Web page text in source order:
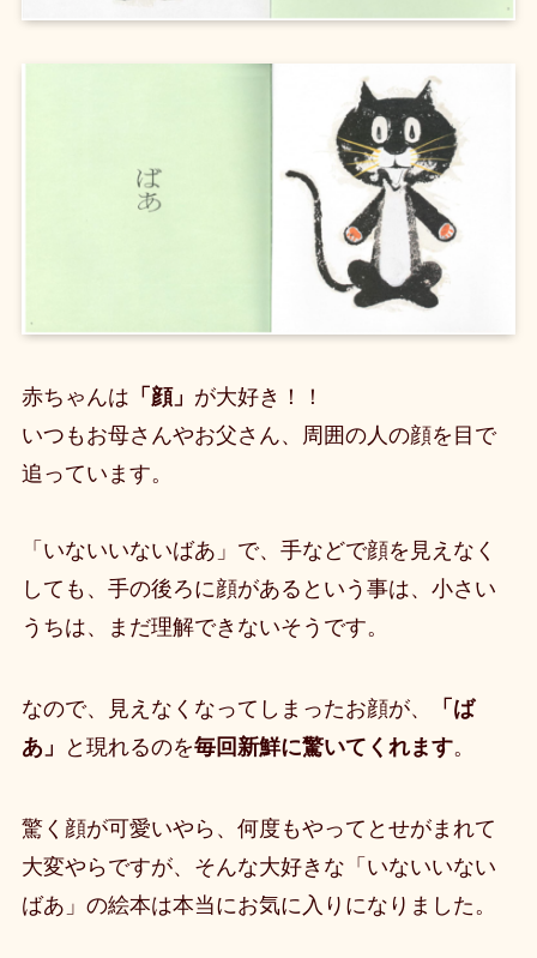
赤ちゃんは 「顔」 が大好き！！
いつもお母さんやお父さん、周囲の人の顔を目で
追っています。
「いないいないばあ」で、手などで顔を見えなく
しても、手の後ろに顔があるという事は、小さい
うちは、まだ理解できないそうです。
なので、 見えなくなってしまったお顔が、
「ば
あ」
と現れるのを毎回新鮮に驚いてくれます。
驚く顔が可愛いやら、何度もやってとせがまれて
大変やらですが、そんな大好きな「いないいない
ばあ」の絵本は本当にお気に入りになりました。